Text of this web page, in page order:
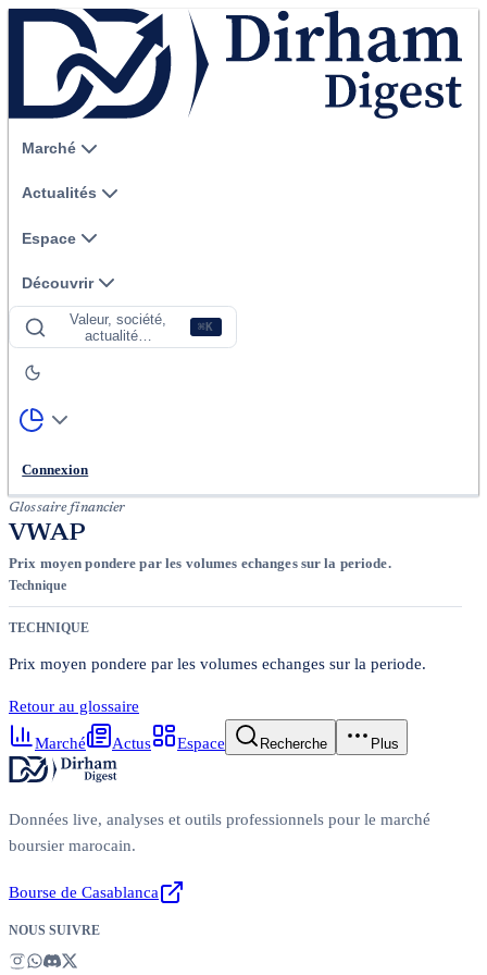
Marché
Actualités
Espace
Découvrir
Valeur, société,
actualité…
⌘K
Connexion
Glossaire financier
VWAP
Prix moyen pondere par les volumes echanges sur la periode.
Technique
TECHNIQUE
Prix moyen pondere par les volumes echanges sur la periode.
Retour au glossaire
Marché Actus Espace Recherche Plus
Données live, analyses et outils professionnels pour le marché
boursier marocain.
Bourse de Casablanca
NOUS SUIVRE